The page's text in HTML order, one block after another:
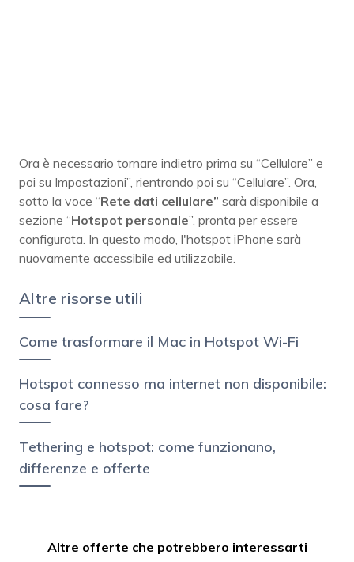
Ora è necessario tornare indietro prima su “Cellulare” e
poi su Impostazioni”, rientrando poi su “Cellulare”. Ora,
sotto la voce “Rete dati cellulare” sarà disponibile a
sezione “Hotspot personale”, pronta per essere
configurata. In questo modo, l'hotspot iPhone sarà
nuovamente accessibile ed utilizzabile.
Altre risorse utili
Come trasformare il Mac in Hotspot Wi-Fi
Hotspot connesso ma internet non disponibile:
cosa fare?
Tethering e hotspot: come funzionano,
differenze e offerte
Altre offerte che potrebbero interessarti